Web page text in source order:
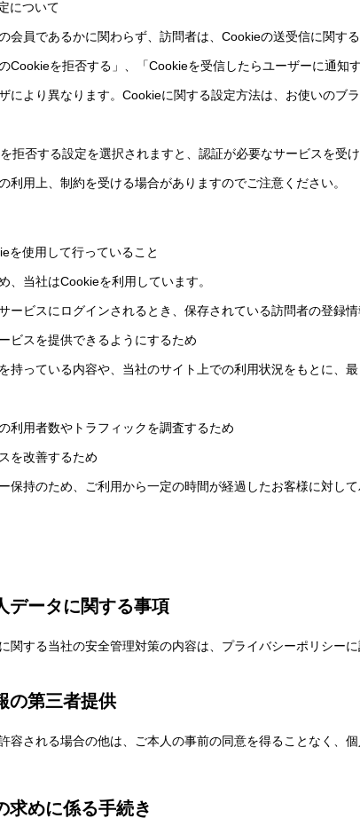
について
会員であるかに関わらず、訪問者は、Cookieの送受信に関す
Cookieを拒否する」、「Cookieを受信したらユーザーに通知
により異なります。Cookieに関する設定方法は、お使いのブ
拒否する設定を選択されますと、認証が必要なサービスを受
利用上、制約を受ける場合がありますのでご注意ください。
を使用して行っていること
、当社はCookieを利用しています。
ービスにログインされるとき、保存されている訪問者の登録
ビスを提供できるようにするため
持っている内容や、当社のサイト上での利用状況をもとに、
利用者数やトラフィックを調査するため
を改善するため
保持のため、ご利用から一定の時間が経過したお客様に対し
データに関する事項
関する当社の安全管理対策の内容は、プライバシーポリシーに
の第三者提供
容される場合の他は、ご本人の事前の同意を得ることなく、
求めに係る手続き